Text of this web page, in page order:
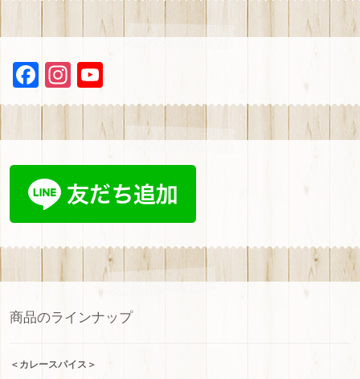
ョ
ン
F
a
ce
b
oo
k
In
st
a
gr
a
m
Y
ou
T
u
b
e
C
h
a
n
n
商品のラインナップ
＜カレースパイス＞